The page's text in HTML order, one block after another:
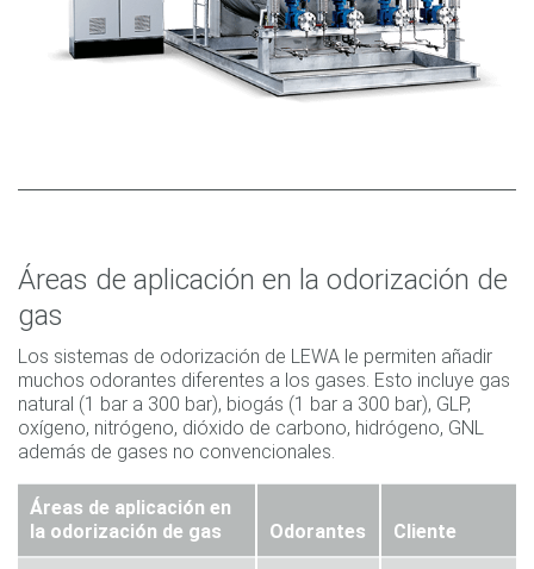
Áreas de aplicación en la odorización de
gas
Los sistemas de odorización de LEWA le permiten añadir
muchos odorantes diferentes a los gases. Esto incluye gas
natural (1 bar a 300 bar), biogás (1 bar a 300 bar), GLP,
oxígeno, nitrógeno, dióxido de carbono, hidrógeno, GNL
además de gases no convencionales.
Áreas de aplicación en
la odorización de gas
Odorantes Cliente